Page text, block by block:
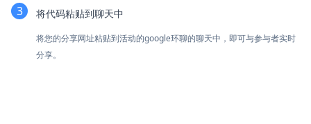
将代码粘贴到聊天中
将您的分享网址粘贴到活动的google环聊的聊天中，即可与参与者实时
分享。